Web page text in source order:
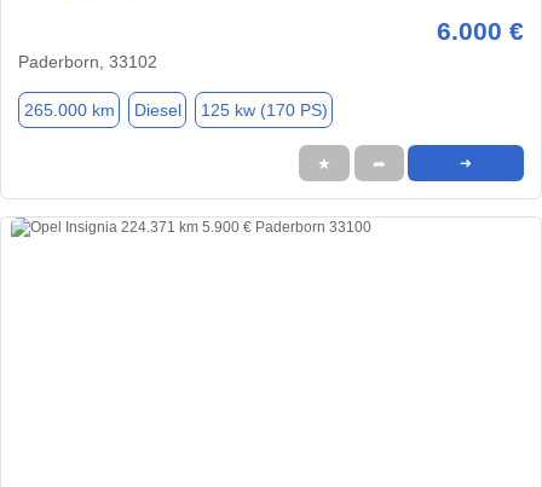
6.000 €
Paderborn, 33102
265.000 km Diesel 125 kw (170 PS)
★ ➦ ➜